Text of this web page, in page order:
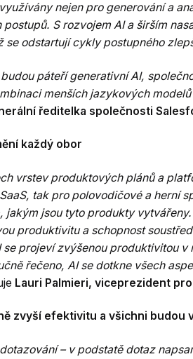
nejen pro generování a
S rozvojem AI a širším
odstartují cykly postupného
páteří generativní AI,
menších jazykových
ředitelka společnosti
každý obor
vrstev produktových plánů a
tak pro polovodičové a herní
jakým jsou tyto produkty
produktivitu a schopnost
projeví zvýšenou produktivitou v
řečeno, AI se dotkne všech
Lauri Palmieri, viceprezident
zvyší efektivitu a všichni budou
– v podstatě dotaz